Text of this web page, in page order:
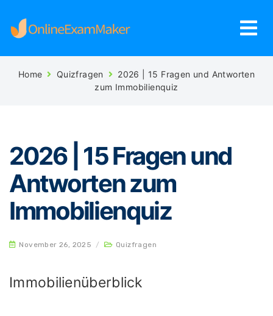
Home Quizfragen
2026 | 15 Fragen und Antworten
zum Immobilienquiz
2026 | 15 Fragen und
Antworten zum
Immobilienquiz
November 26, 2025 / Quizfragen
Immobilienüberblick